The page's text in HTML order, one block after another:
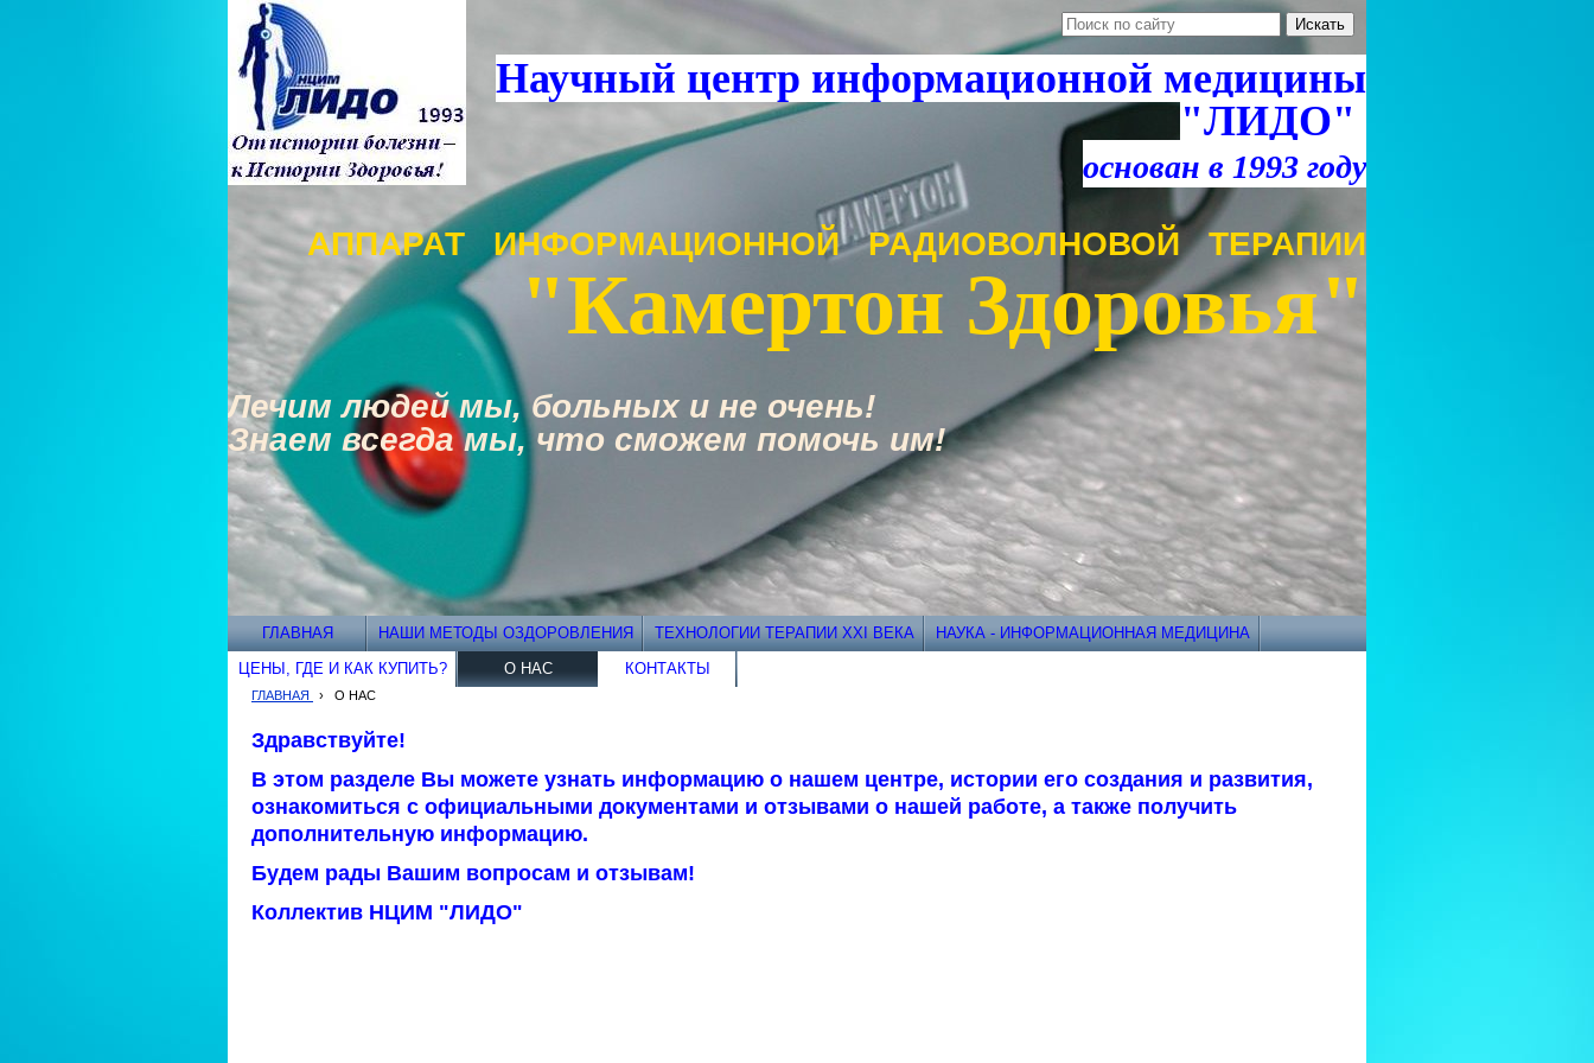
Научный центр информационной медицины
"ЛИДО"
основан в 1993 году
АППАРАТ ИНФОРМАЦИОННОЙ РАДИОВОЛНОВОЙ ТЕРАПИИ
"Камертон Здоровья"
Лечим людей мы, больных и не очень!
Знаем всегда мы, что сможем помочь им!
ГЛАВНАЯ НАШИ МЕТОДЫ ОЗДОРОВЛЕНИЯ ТЕХНОЛОГИИ ТЕРАПИИ XXI ВЕКА НАУКА - ИНФОРМАЦИОННАЯ МЕДИЦИНА
ЦЕНЫ, ГДЕ И КАК КУПИТЬ? О НАС КОНТАКТЫ
ГЛАВНАЯ › О НАС
Здравствуйте!
В этом разделе Вы можете узнать информацию о нашем центре, истории его создания и развития,
ознакомиться с официальными документами и отзывами о нашей работе, а также получить
дополнительную информацию.
Будем рады Вашим вопросам и отзывам!
Коллектив НЦИМ "ЛИДО"